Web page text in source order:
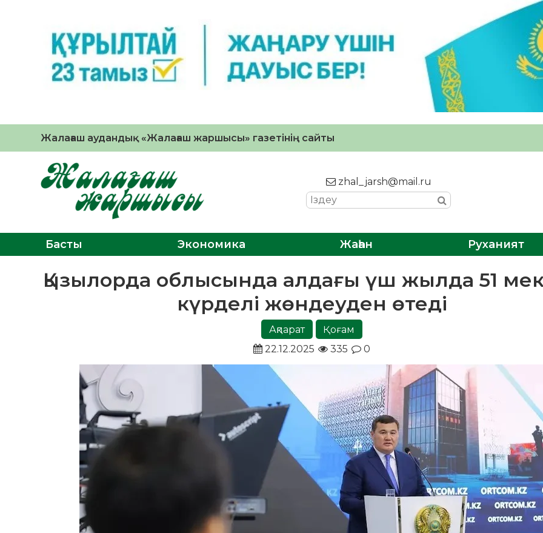
Жалағаш аудандық «Жалағаш жаршысы» газетінің сайты
zhal_jarsh@mail.ru
Басты Экономика Жаһан Руханият
Қызылорда облысында алдағы үш жылда 51
күрделі жөндеуден өтеді
Ақпарат
Қоғам
22.12.2025
335 0